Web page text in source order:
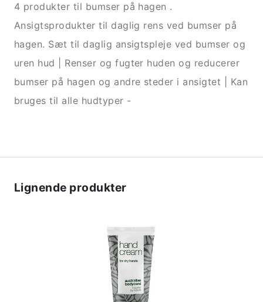
4 produkter til bumser på hagen .
Ansigtsprodukter til daglig rens ved bumser på
hagen. Sæt til daglig ansigtspleje ved bumser og
uren hud | Renser og fugter huden og reducerer
bumser på hagen og andre steder i ansigtet | Kan
bruges til alle hudtyper -
Lignende produkter